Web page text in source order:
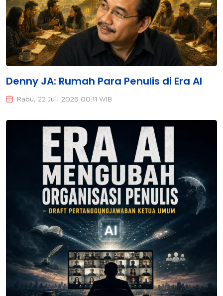
Denny JA: Rumah Para Penulis di Era AI
Rabu, 22 Juli 2026 00:11 WIB